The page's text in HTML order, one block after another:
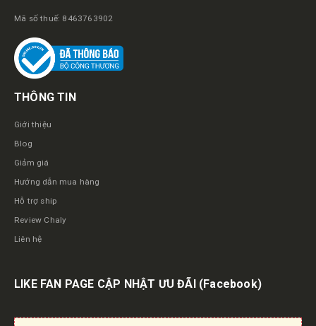
Mã số thuế: 8463763902
THÔNG TIN
Giới thiệu
Blog
Giảm giá
Hướng dẫn mua hàng
Hỗ trợ ship
Review Chaly
Liên hệ
LIKE FAN PAGE CẬP NHẬT ƯU ĐÃI (Facebook)